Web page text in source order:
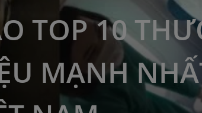
TOP 10
MẠNH